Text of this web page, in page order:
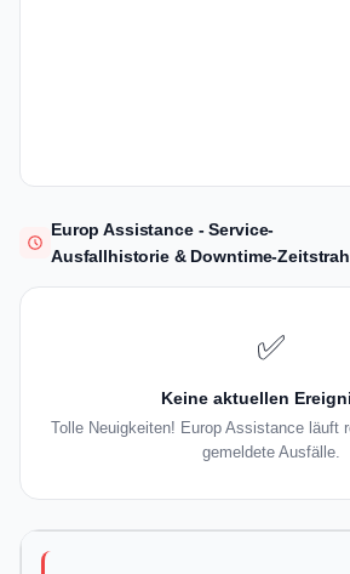
Europ Assistance - Service-
Ausfallhistorie & Downtime-
✅
Keine aktuellen
Tolle Neuigkeiten! Europ Assistance läuft
gemeldete Ausfälle.